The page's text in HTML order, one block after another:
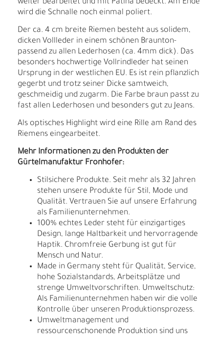
weiter bearbeitet und mit Patina bedeckt. Am Ende
wird die Schnalle noch einmal poliert.
Der ca. 4 cm breite Riemen besteht aus solidem,
dicken Vollleder in einem schönen Braunton-
passend zu allen Lederhosen (ca. 4mm dick). Das
besonders hochwertige Vollrindleder hat seinen
Ursprung in der westlichen EU. Es ist rein pflanzlich
gegerbt und trotz seiner Dicke samtweich,
geschmeidig und zugarm. Die Farbe braun passt zu
fast allen Lederhosen und besonders gut zu Jeans.
Als optisches Highlight wird eine Rille am Rand des
Riemens eingearbeitet.
Mehr Informationen zu den Produkten der
Gürtelmanufaktur Fronhofer:
Stilsichere Produkte. Seit mehr als 32 Jahren
stehen unsere Produkte für Stil, Mode und
Qualität. Vertrauen Sie auf unsere Erfahrung
als Familienunternehmen.
100% echtes Leder steht für einzigartiges
Design, lange Haltbarkeit und hervorragende
Haptik. Chromfreie Gerbung ist gut für
Mensch und Natur.
Made in Germany steht für Qualität, Service,
hohe Sozialstandards, Arbeitsplätze und
strenge Umweltvorschriften. Umweltschutz:
Als Familienunternehmen haben wir die volle
Kontrolle über unseren Produktionsprozess.
Umweltmanagement und
ressourcenschonende Produktion sind uns